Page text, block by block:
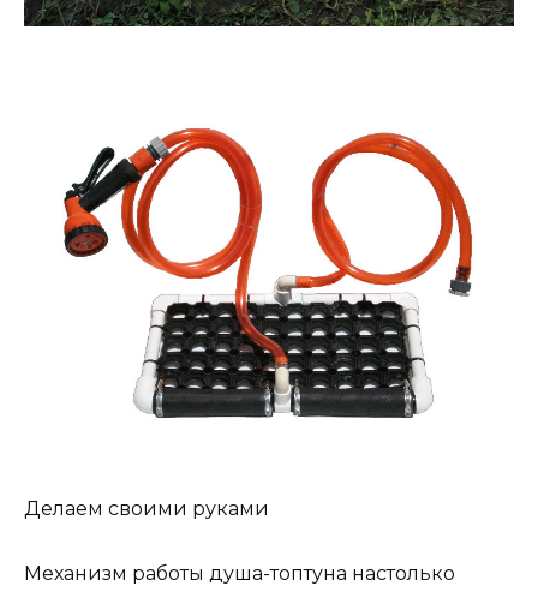
Делаем своими руками
Механизм работы душа-топтуна настолько